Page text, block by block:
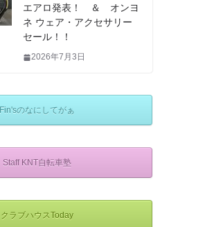
エアロ発表！ ＆ オンヨ
ネ ウェア・アクセサリー
セール！！
2026年7月3日
Fin'sのなにしてがぁ
Staff KNT自転車塾
クラブハウスToday